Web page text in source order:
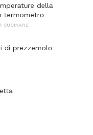
della
termometro
CUCINARE
di prezzemolo